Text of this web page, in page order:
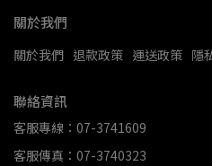
關於我們
關於我們 退款政策 運送政策 隱
聯絡資訊
客服專線：07-3741609
客服傳真：07-3740323